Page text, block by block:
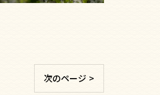
次のページ >